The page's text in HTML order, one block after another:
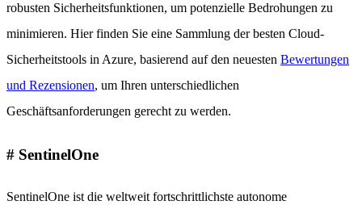
robusten Sicherheitsfunktionen, um potenzielle Bedrohungen zu
minimieren. Hier finden Sie eine Sammlung der besten Cloud-
Sicherheitstools in Azure, basierend auf den neuesten Bewertungen
und Rezensionen, um Ihren unterschiedlichen
Geschäftsanforderungen gerecht zu werden.
# SentinelOne
SentinelOne ist die weltweit fortschrittlichste autonome